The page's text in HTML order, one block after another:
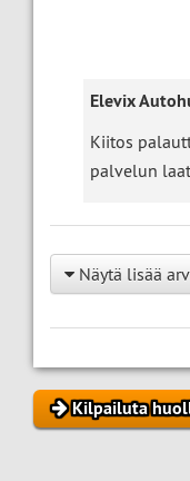
Elevix
Kiitos
palvelun
Näytä lisää
Kilpailuta